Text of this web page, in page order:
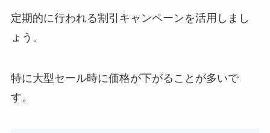
定期的に行われる割引キャンペーンを活用しまし
ょう。
特に大型セール時に価格が下がることが多いで
す。